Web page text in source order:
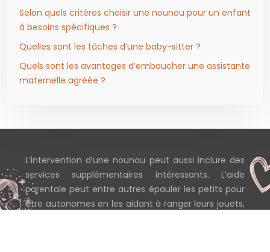
Selon quels critères choisir une nounou pour un enfant
à besoins spécifiques ?
Quelles sont les tâches d’une baby-sitter ?
Quels sont les avantages d’embaucher une assistante
maternelle agréée ?
L’intervention d’une nounou peut aussi inclure des
services supplémentaires intéressants. L’aide
parentale peut entre autres épauler les petits pour
être autonomes en les aidant à ranger leurs jouets,